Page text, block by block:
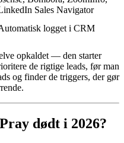
Sales Navigator
logget i CRM
opkaldet — den starter
de rigtige leads, før man
og finder de triggers, der gør
dødt i 2026?